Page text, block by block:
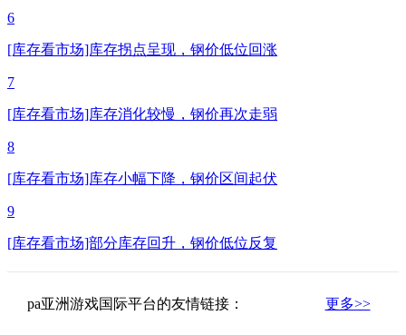
6
[库存看市场]库存拐点呈现，钢价低位回涨
7
[库存看市场]库存消化较慢，钢价再次走弱
8
[库存看市场]库存小幅下降，钢价区间起伏
9
[库存看市场]部分库存回升，钢价低位反复
pa亚洲游戏国际平台的友情链接： 更多>>